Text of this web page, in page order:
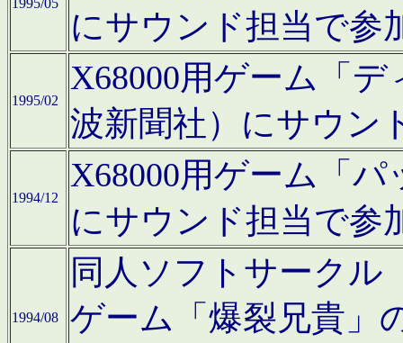
にサウンド担当で参
1995/02
X68000用ゲーム「
波新聞社）にサウン
1994/12
X68000用ゲーム「
にサウンド担当で参
1994/08
同人ソフトサークル
ゲーム「爆裂兄貴」